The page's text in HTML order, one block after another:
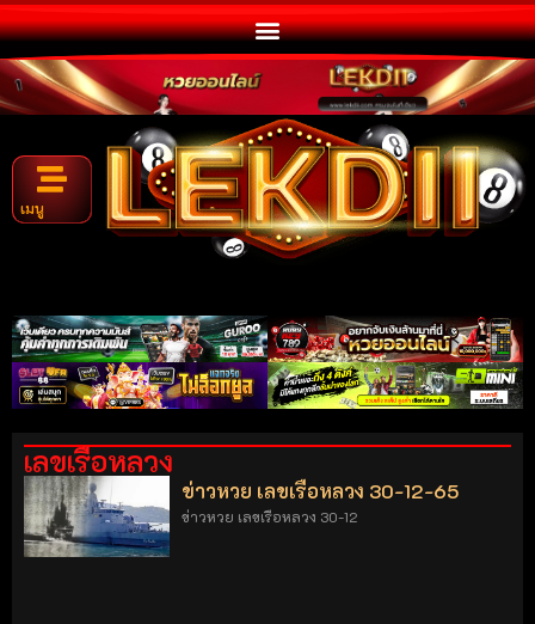
เมนู
เลขเรือหลวง
ข่าวหวย เลขเรือหลวง 30-12-65
ข่าวหวย เลขเรือหลวง 30-12